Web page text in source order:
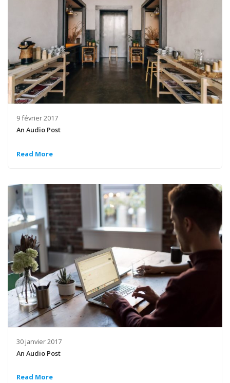
9 février 2017
An Audio Post
Read More
30 janvier 2017
An Audio Post
Read More